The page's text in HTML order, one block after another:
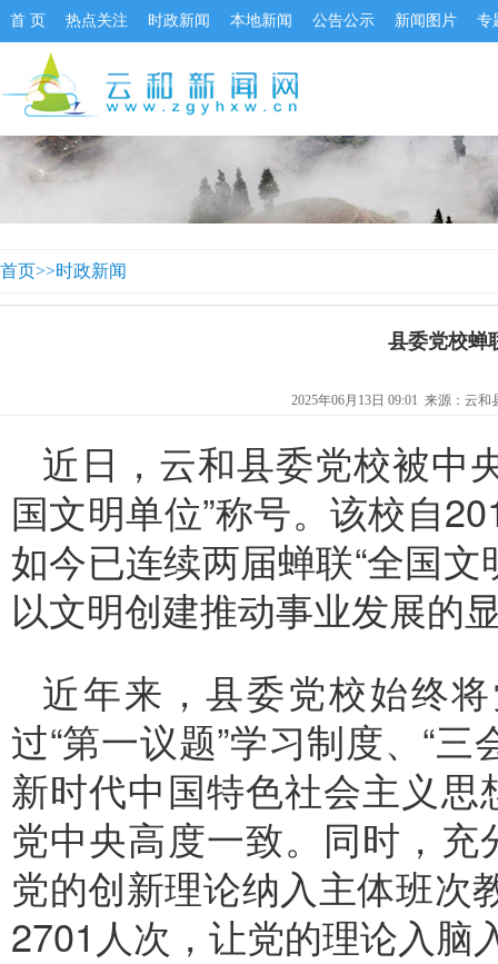
首 页 热点关注 时政新闻 本地新闻 公告公示 新闻图片 专
首页>>时政新闻
县委党校蝉
2025年06月13日 09:01 来源： 云和
近日，云和县委党校被中
国文明单位”称号。该校自
如今已连续两届蝉联“全国
以文明创建推动事业发展的
近年来，县委党校始终
过“第一议题”学习制度、“
新时代中国特色社会主义
党中央高度一致。同时，
党的创新理论纳入主体班次
2701人次，让党的理论入脑